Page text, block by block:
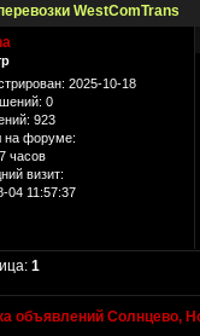
WestComTrans
: 2025-10-18
0
923
на форуме:
часов
визит:
04 11:57:37
1
объявлений Солнцево,